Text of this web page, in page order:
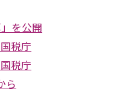
を公開
税庁
税庁
ら